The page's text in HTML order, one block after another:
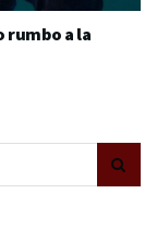
rumbo a la